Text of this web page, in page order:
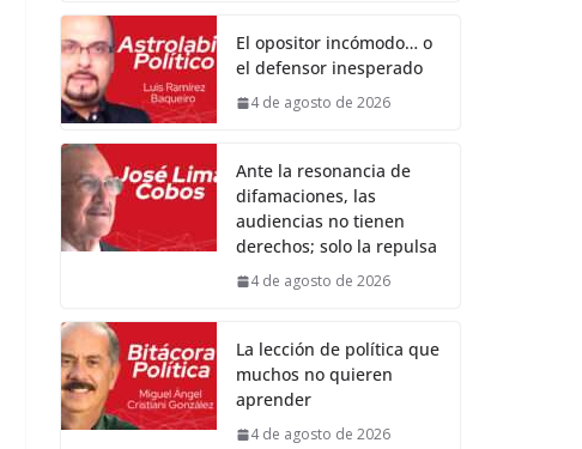
El opositor incómodo… o
el defensor inesperado
4 de agosto de 2026
Ante la resonancia de
difamaciones, las
audiencias no tienen
derechos; solo la repulsa
4 de agosto de 2026
La lección de política que
muchos no quieren
aprender
4 de agosto de 2026